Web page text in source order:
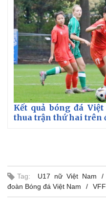
Kết quả bóng đá
thua trận thứ hai trên
Tag: U17 nữ Việt Nam
đoàn Bóng đá Việt Nam
VFF